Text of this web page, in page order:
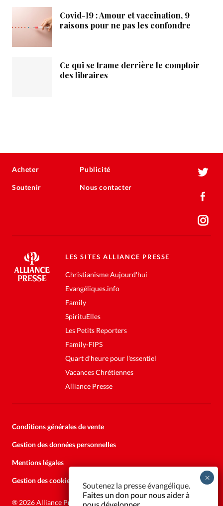
Covid-19 : Amour et vaccination, 9
raisons pour ne pas les confondre
Ce qui se trame derrière le comptoir
des libraires
Acheter
Soutenir
Publicité
Nous contacter
LES SITES ALLIANCE PRESSE
Christianisme Aujourd'hui
Evangéliques.info
Family
SpirituElles
Les Petits Reporters
Family-FIPS
Quart d'heure pour l'essentiel
Vacances Chrétiennes
Alliance Presse
Conditions générales de vente
Gestion des données personnelles
Mentions légales
Gestion des cookies
® 2026 Alliance Presse
Soutenez la presse évangélique.
Faites un don pour nous aider à